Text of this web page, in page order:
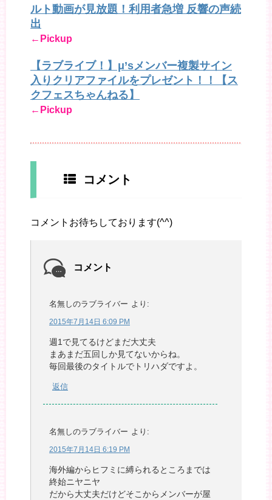
ルト動画が見放題！利用者急増 反響の声続
出
←Pickup
【ラブライブ！】μ’sメンバー複製サイン
入りクリアファイルをプレゼント！！【ス
クフェスちゃんねる】
←Pickup
コメント
コメントお待ちしております(^^)
コメント
名無しのラブライバー より:
2015年7月14日 6:09 PM
週1で見てるけどまだ大丈夫
まあまだ五回しか見てないからね。
毎回最後のタイトルでトリハダですよ。
返信
名無しのラブライバー より:
2015年7月14日 6:19 PM
海外編からヒフミに縛られるところまでは
終始ニヤニヤ
だから大丈夫だけどそこからメンバーが屋